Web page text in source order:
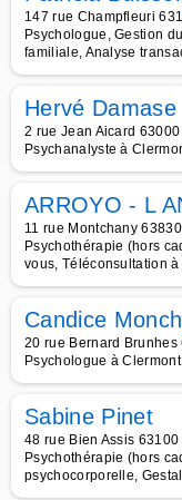
147 rue Champfleuri
Psychologue, Gestion
familiale, Analyse
Hervé Damase
2 rue Jean Aicard
Psychanalyste à
ARROYO - L
11 rue Montchany
Psychothérapie (hors
vous, Téléconsultation à
Candice
20 rue Bernard
Psychologue à
Sabine Pinet
48 rue Bien Assis
Psychothérapie (hors
psychocorporelle,